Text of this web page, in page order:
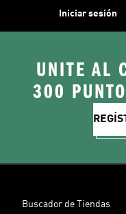
Iniciar sesión
UNITE AL
300
Buscador de Tiendas